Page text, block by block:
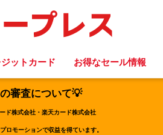
ットカード お得なセール情報
審査について💡
ド株式会社・楽天カード株式会社
ロモーションで収益を得ています。